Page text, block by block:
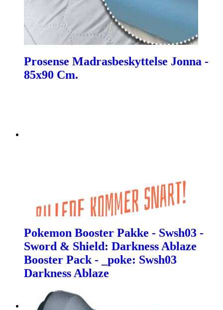
Prosense Madrasbeskyttelse Jonna -
85x90 Cm.
Pokemon Booster Pakke - Swsh03 -
Sword & Shield: Darkness Ablaze
Booster Pack - _poke: Swsh03
Darkness Ablaze